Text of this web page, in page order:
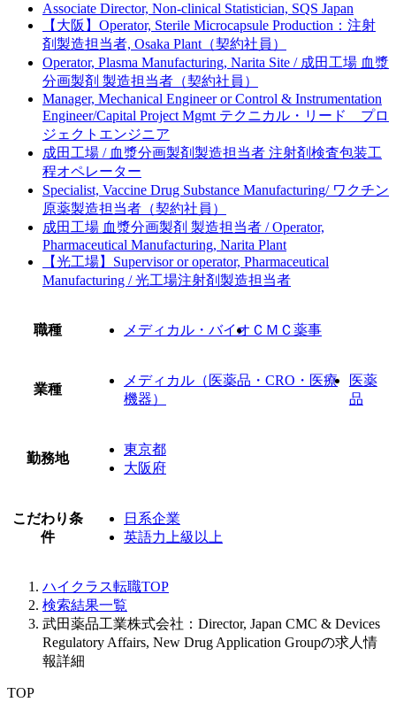
Associate Director, Non-clinical Statistician, SQS Japan
【大阪】Operator, Sterile Microcapsule Production：注射
剤製造担当者, Osaka Plant（契約社員）
Operator, Plasma Manufacturing, Narita Site / 成田工場 血漿
分画製剤 製造担当者（契約社員）
Manager, Mechanical Engineer or Control & Instrumentation
Engineer/Capital Project Mgmt テクニカル・リード プロ
ジェクトエンジニア
成田工場 / 血漿分画製剤製造担当者 注射剤検査包装工
程オペレーター
Specialist, Vaccine Drug Substance Manufacturing/ ワクチン
原薬製造担当者（契約社員）
成田工場 血漿分画製剤 製造担当者 / Operator,
Pharmaceutical Manufacturing, Narita Plant
【光工場】Supervisor or operator, Pharmaceutical
Manufacturing / 光工場注射剤製造担当者
職種 メディカル・バイオ ＣＭＣ薬事
業種
メディカル（医薬品・CRO・医療
機器）
医薬
品
勤務地
東京都
大阪府
こだわり条
件
日系企業
英語力上級以上
ハイクラス転職TOP
検索結果一覧
武田薬品工業株式会社：Director, Japan CMC & Devices
Regulatory Affairs, New Drug Application Groupの求人情
報詳細
TOP